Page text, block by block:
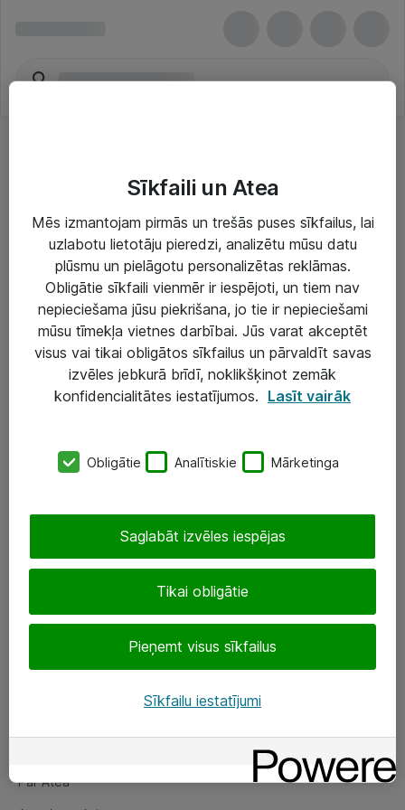
Risinājumi & Pakalpojumi
IT serviss un atbalsts
IT infrastruktūra
Darba vietu IT risinājumi
Serveri un datu centri
SIA „ATEA”
eShop@atea.lv
Sekojiet mums
Par Atea
Par Atea
Sīkfaili un Atea
Mēs izmantojam pirmās un trešās puses sīkfailus, lai
uzlabotu lietotāju pieredzi, analizētu mūsu datu
plūsmu un pielāgotu personalizētas reklāmas.
Obligātie sīkfaili vienmēr ir iespējoti, un tiem nav
nepieciešama jūsu piekrišana, jo tie ir nepieciešami
mūsu tīmekļa vietnes darbībai. Jūs varat akceptēt
visus vai tikai obligātos sīkfailus un pārvaldīt savas
izvēles jebkurā brīdī, noklikšķinot zemāk
konfidencialitātes iestatījumos. Lasīt vairāk
Obligātie Analītiskie Mārketinga
Tikai obligātie
Pieņemt visus sīkfailus
Saglabāt izvēles iespējas
Sīkfailu iestatījumi